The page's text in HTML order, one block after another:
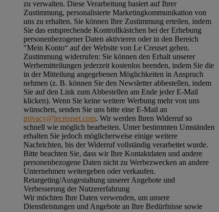
zu verwalten. Diese Verarbeitung basiert auf Ihrer
Zustimmung, personalisierte Marketingkommunikation von
uns zu erhalten. Sie können Ihre Zustimmung erteilen, indem
Sie das entsprechende Kontrollkästchen bei der Erhebung
personenbezogener Daten aktivieren oder in den Bereich
"Mein Konto“ auf der Website von Le Creuset gehen.
Zustimmung widerrufen: Sie können den Erhalt unserer
Werbemitteilungen jederzeit kostenlos beenden, indem Sie die
in der Mitteilung angegebenen Möglichkeiten in Anspruch
nehmen (z. B. können Sie den Newsletter abbestellen, indem
Sie auf den Link zum Abbestellen am Ende jeder E-Mail
klicken). Wenn Sie keine weitere Werbung mehr von uns
wünschen, senden Sie uns bitte eine E-Mail an
privacy@lecreuset.com. Wir werden Ihren Widerruf so
schnell wie möglich bearbeiten. Unter bestimmten Umständen
erhalten Sie jedoch möglicherweise einige weitere
Nachrichten, bis der Widerruf vollständig verarbeitet wurde.
Bitte beachten Sie, dass wir Ihre Kontaktdaten und andere
personenbezogene Daten nicht zu Werbezwecken an andere
Unternehmen weitergeben oder verkaufen.
Retargeting/Ausgestaltung unserer Angebote und
Verbesserung der Nutzererfahrung
Wir möchten Ihre Daten verwenden, um unsere
Dienstleistungen und Angebote an Ihre Bedürfnisse sowie